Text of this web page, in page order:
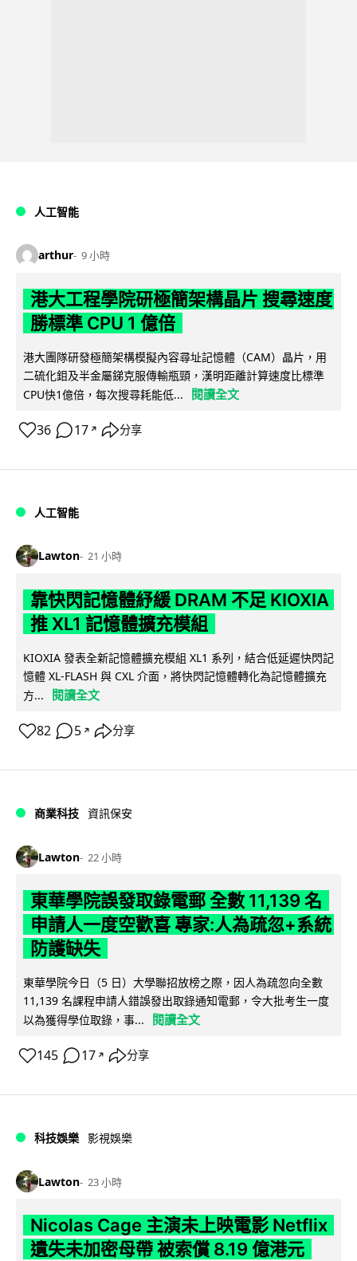
人工智能
arthur 9 小時
港大工程學院研極簡架構晶片 搜尋速度
勝標準 CPU 1 億倍
港大團隊研發極簡架構模擬內容尋址記憶體（CAM）晶片，用
二硫化鉬及半金屬銻克服傳輸瓶頸，漢明距離計算速度比標準
CPU快1億倍，每次搜尋耗能低...
閱讀全文
36 17 ↗ 分享
人工智能
Lawton 21 小時
靠快閃記憶體紓緩 DRAM 不足 KIOXIA
推 XL1 記憶體擴充模組
KIOXIA 發表全新記憶體擴充模組 XL1 系列，結合低延遲快閃記
憶體 XL-FLASH 與 CXL 介面，將快閃記憶體轉化為記憶體擴充
方...
閱讀全文
82 5 ↗ 分享
商業科技 資訊保安
Lawton 22 小時
東華學院誤發取錄電郵 全數 11,139 名
申請人一度空歡喜 專家:人為疏忽+系統
防護缺失
東華學院今日（5 日）大學聯招放榜之際，因人為疏忽向全數
11,139 名課程申請人錯誤發出取錄通知電郵，令大批考生一度
以為獲得學位取錄，事...
閱讀全文
145 17 ↗ 分享
科技娛樂 影視娛樂
Lawton 23 小時
Nicolas Cage 主演未上映電影 Netflix
遺失未加密母帶 被索償 8.19 億港元